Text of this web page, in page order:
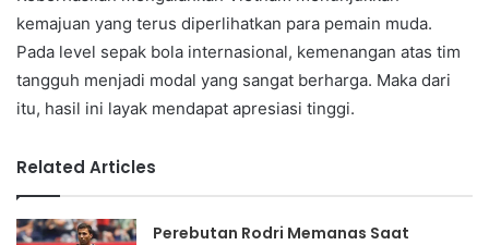
kemajuan yang terus diperlihatkan para pemain muda.
Pada level sepak bola internasional, kemenangan atas tim
tangguh menjadi modal yang sangat berharga. Maka dari
itu, hasil ini layak mendapat apresiasi tinggi.
Related Articles
Perebutan Rodri Memanas Saat